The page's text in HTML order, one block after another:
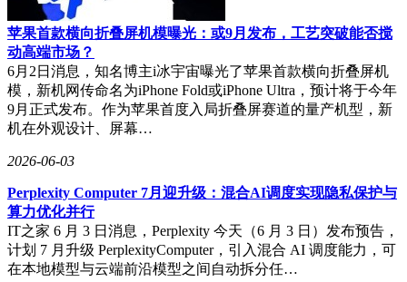
苹果首款横向折叠屏机模曝光：或9月发布，工艺突破能否搅
动高端市场？
6月2日消息，知名博主i冰宇宙曝光了苹果首款横向折叠屏机
模，新机网传命名为iPhone Fold或iPhone Ultra，预计将于今年
9月正式发布。作为苹果首度入局折叠屏赛道的量产机型，新
机在外观设计、屏幕…
2026-06-03
Perplexity Computer 7月迎升级：混合AI调度实现隐私保护与
算力优化并行
IT之家 6 月 3 日消息，Perplexity 今天（6 月 3 日）发布预告，
计划 7 月升级 PerplexityComputer，引入混合 AI 调度能力，可
在本地模型与云端前沿模型之间自动拆分任…